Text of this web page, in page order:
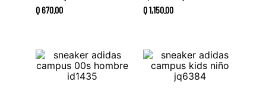
Q670.00 Q1,150.00